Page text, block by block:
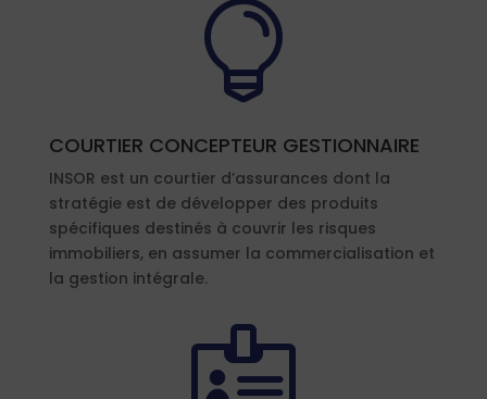

COURTIER CONCEPTEUR GESTIONNAIRE
INSOR est un courtier d’assurances dont la
stratégie est de développer des produits
spécifiques destinés à couvrir les risques
immobiliers, en assumer la commercialisation et
la gestion intégrale.
